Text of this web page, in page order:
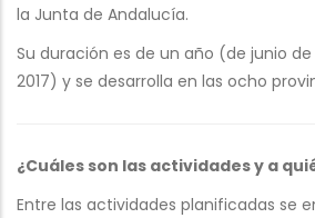
la Junta de Andalucía.
Su duración es de un año (de junio de
2017) y se desarrolla en las ocho
¿Cuáles son las actividades y a
Entre las actividades planificadas se